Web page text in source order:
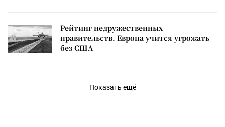
Рейтинг недружественных
правительств. Европа учится угрожать
без США
Показать ещё